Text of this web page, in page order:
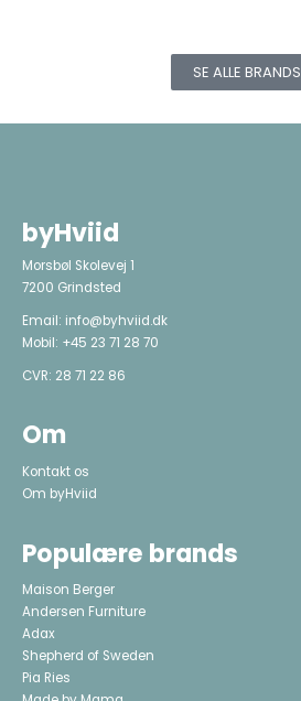
SE ALLE BRANDS
byHviid
Morsbøl Skolevej 1
7200 Grindsted
Email: info@byhviid.dk
Mobil: +45 23 71 28 70
CVR: 28 71 22 86
Om
Kontakt os
Om byHviid
Populære brands
Maison Berger
Andersen Furniture
Adax
Shepherd of Sweden
Pia Ries